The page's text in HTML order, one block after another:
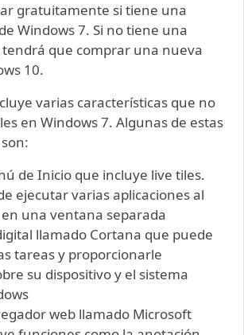
gratuitamente si tiene una
Windows 7. Si no tiene una
tendrá que comprar una nueva
10.
varias características que no
en Windows 7. Algunas de estas
de Inicio que incluye live tiles.
ejecutar varias aplicaciones al
una ventana separada
llamado Cortana que puede
tareas y proporcionarle
su dispositivo y el sistema
web llamado Microsoft